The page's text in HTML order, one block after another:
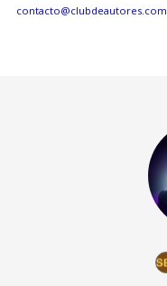
contacto@clubdeautores.com